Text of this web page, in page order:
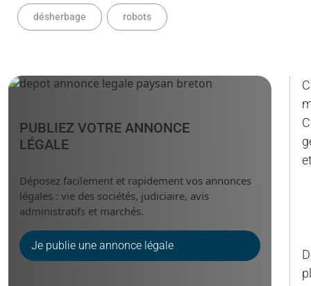
désherbage robots
PUBLIEZ VOTRE ANNONCE
LÉGALE
Déposez facilement et rapidement vos annonces
légales : vie des sociétés, judiciaire, avis
administratifs et marchés.
Je publie une annonce légale